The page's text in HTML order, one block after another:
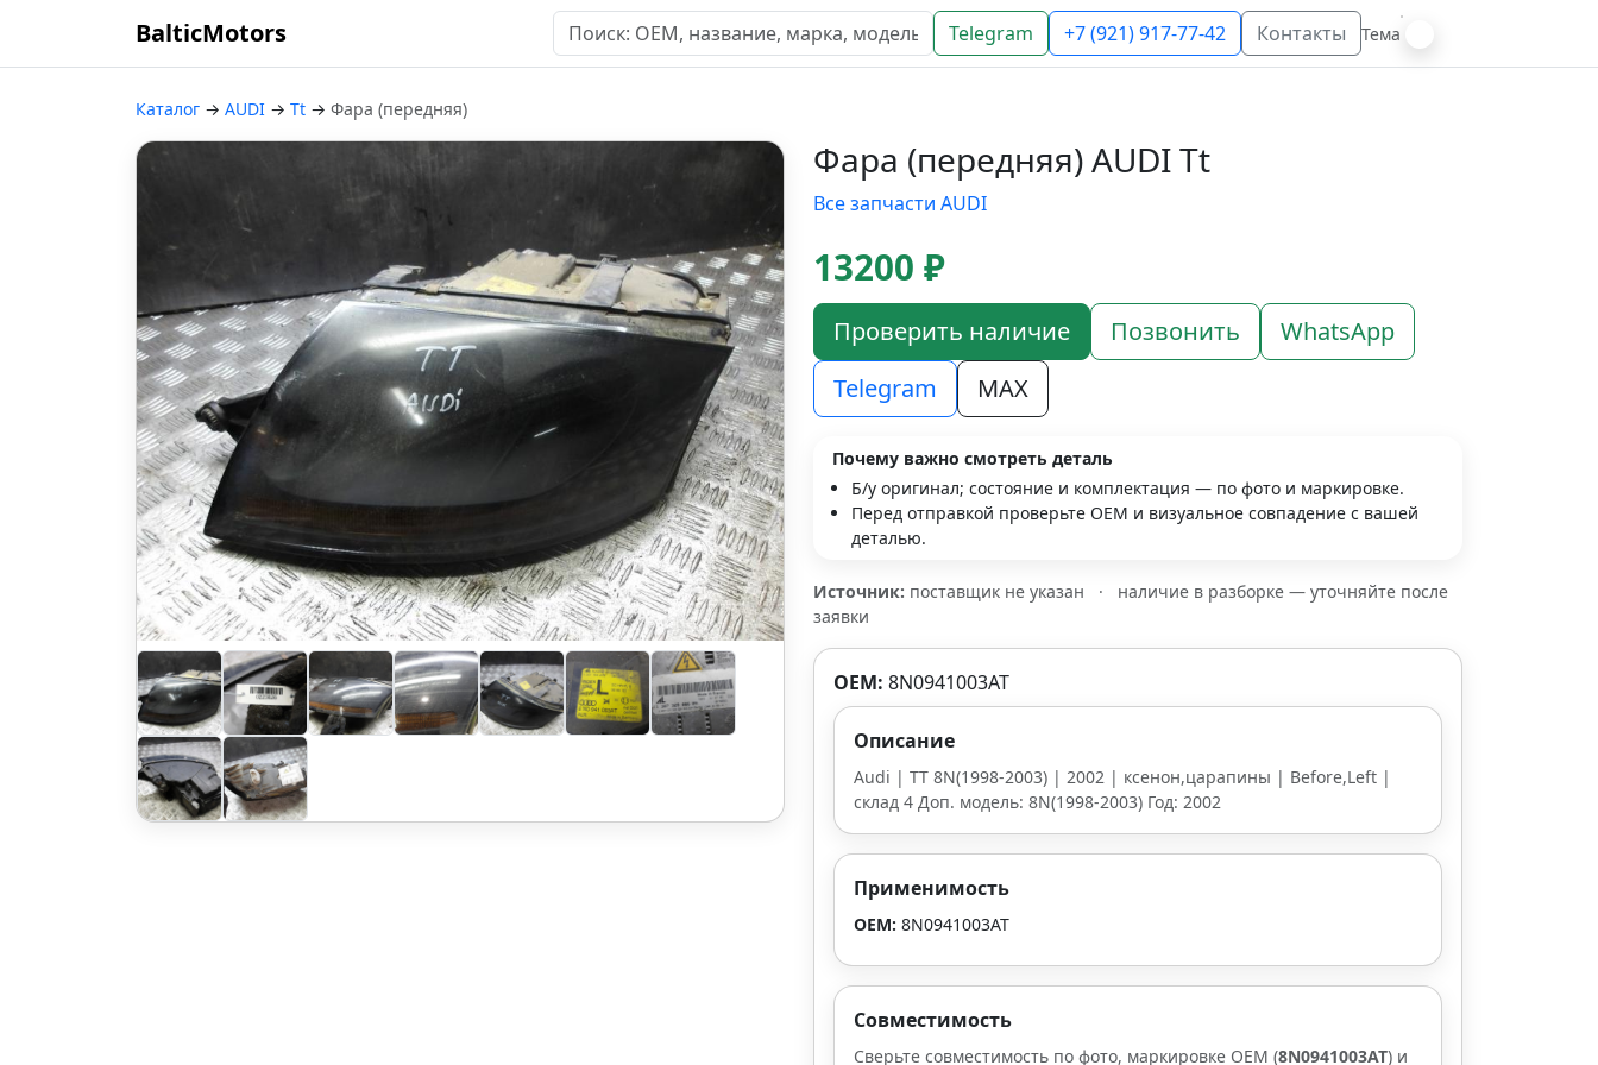
BalticMotors Telegram +7 (921) 917-77-42 Контакты Тема
Каталог → AUDI → Tt → Фара (передняя)
Фара (передняя) AUDI Tt
Все запчасти AUDI
13200 ₽
Проверить наличие Позвонить
WhatsApp
Telegram
MAX
Почему важно смотреть деталь
Б/у оригинал; состояние и комплектация — по фото и маркировке.
Перед отправкой проверьте OEM и визуальное совпадение с вашей
деталью.
Источник: поставщик не указан ·
наличие в разборке — уточняйте после
заявки
OEM: 8N0941003AT
Описание
Audi | TT 8N(1998-2003) | 2002 | ксенон,царапины | Before,Left |
склад 4 Доп. модель: 8N(1998-2003) Год: 2002
Применимость
OEM: 8N0941003AT
Совместимость
Сверьте совместимость по фото, маркировке OEM (8N0941003AT) и